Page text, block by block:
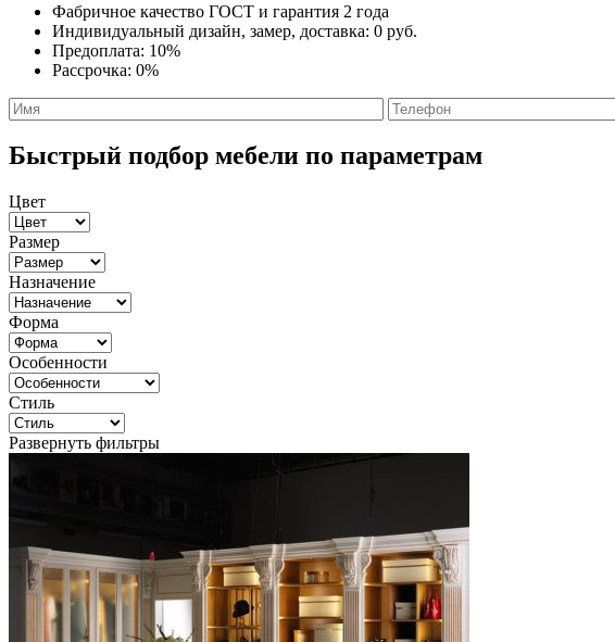
Фабричное качество ГОСТ и гарантия 2 года
Индивидуальный дизайн, замер, доставка: 0 руб.
Предоплата: 10%
Рассрочка: 0%
Быстрый подбор мебели по параметрам
Цвет
Размер
Назначение
Форма
Особенности
Стиль
Развернуть фильтры